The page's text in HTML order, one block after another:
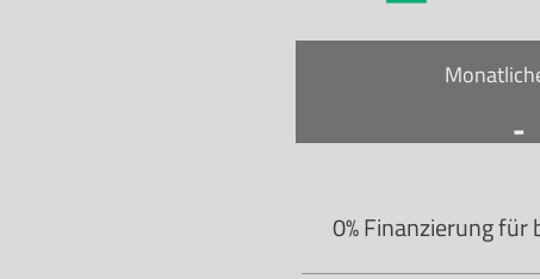
-
0% Finanzierung